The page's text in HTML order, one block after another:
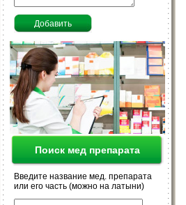
Поиск мед препарата
Введите название мед. препарата
или его часть (можно на латыни)